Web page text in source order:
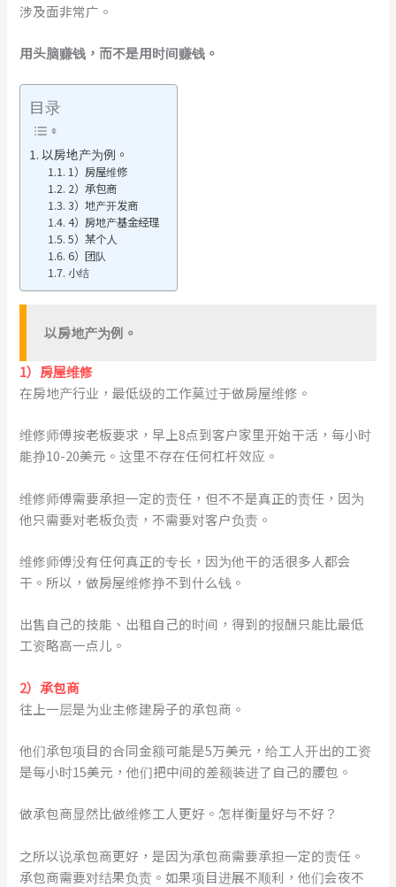
涉及面非常广。
用头脑赚钱，而不是用时间赚钱。
目录
以房地产为例。
1）房屋维修
2）承包商
3）地产开发商
4）房地产基金经理
5）某个人
6）团队
小结
以房地产为例。
1）房屋维修
在房地产行业，最低级的工作莫过于做房屋维修。
维修师傅按老板要求，早上8点到客户家里开始干活，每小时
能挣10-20美元。这里不存在任何杠杆效应。
维修师傅需要承担一定的责任，但不不是真正的责任，因为
他只需要对老板负责，不需要对客户负责。
维修师傅没有任何真正的专长，因为他干的活很多人都会
干。所以，做房屋维修挣不到什么钱。
出售自己的技能、出租自己的时间，得到的报酬只能比最低
工资略高一点儿。
2）承包商
往上一层是为业主修建房子的承包商。
他们承包项目的合同金额可能是5万美元，给工人开出的工资
是每小时15美元，他们把中间的差额装进了自己的腰包。
做承包商显然比做维修工人更好。怎样衡量好与不好？
之所以说承包商更好，是因为承包商需要承担一定的责任。
承包商需要对结果负责。如果项目进展不顺利，他们会夜不